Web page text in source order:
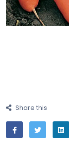
Share this